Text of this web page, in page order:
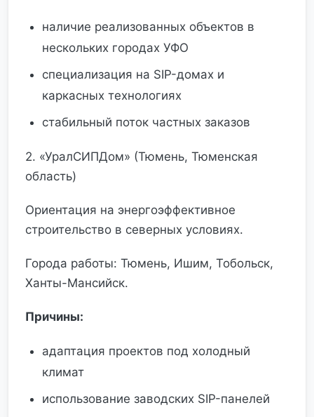
наличие реализованных объектов в
нескольких городах УФО
специализация на SIP-домах и
каркасных технологиях
стабильный поток частных заказов
2. «УралСИПДом» (Тюмень, Тюменская
область)
Ориентация на энергоэффективное
строительство в северных условиях.
Города работы: Тюмень, Ишим, Тобольск,
Ханты-Мансийск.
Причины:
адаптация проектов под холодный
климат
использование заводских SIP-панелей